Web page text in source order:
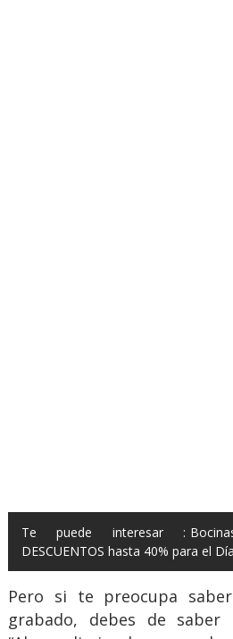
Te puede interesar :
DESCUENTOS hasta 40% para el
Pero si te preocupa
grabado, debes de saber